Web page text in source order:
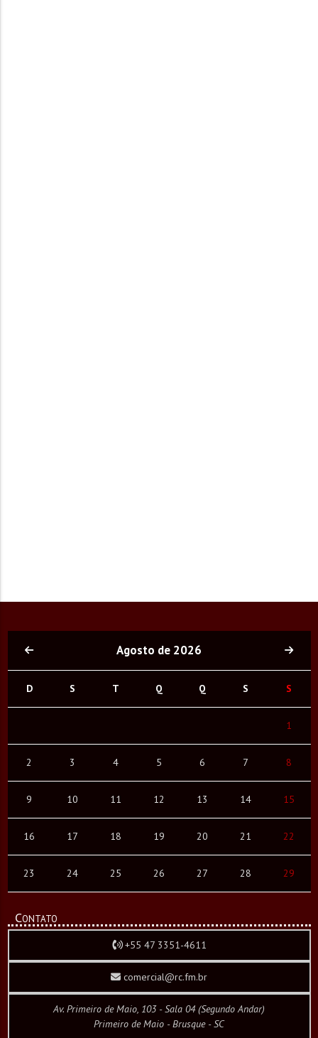
Agosto de 2026
D S T Q Q S S
1
2 3 4 5 6 7 8
9 10 11 12 13 14 15
16 17 18 19 20 21 22
23 24 25 26 27 28 29
Contato
+55 47 3351-4611
comercial@rc.fm.br
Av. Primeiro de Maio, 103 - Sala 04 (Segundo Andar)
Primeiro de Maio - Brusque - SC